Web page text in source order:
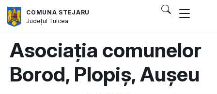
COMUNA STEJARU
Județul Tulcea
Asociația comunelor
Borod, Plopiș, Aușeu